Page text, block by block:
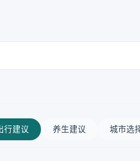
行建议 养生建议 城市选